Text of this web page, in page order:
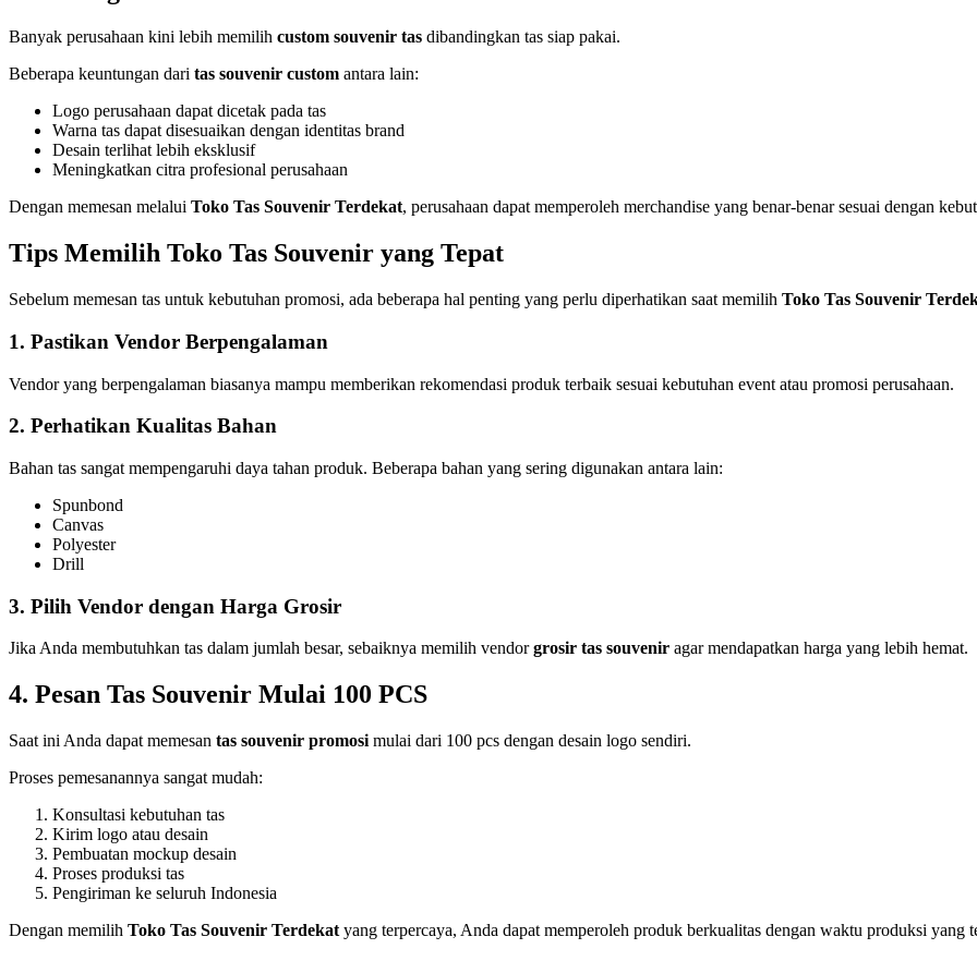
Banyak perusahaan kini lebih memilih custom souvenir tas dibandingkan tas siap pakai.
Beberapa keuntungan dari tas souvenir custom antara lain:
Logo perusahaan dapat dicetak pada tas
Warna tas dapat disesuaikan dengan identitas brand
Desain terlihat lebih eksklusif
Meningkatkan citra profesional perusahaan
Dengan memesan melalui Toko Tas Souvenir Terdekat, perusahaan dapat memperoleh merchandise yang benar-benar sesuai dengan
Tips Memilih Toko Tas Souvenir yang Tepat
Sebelum memesan tas untuk kebutuhan promosi, ada beberapa hal penting yang perlu diperhatikan saat memilih Toko Tas Souvenir
1. Pastikan Vendor Berpengalaman
Vendor yang berpengalaman biasanya mampu memberikan rekomendasi produk terbaik sesuai kebutuhan event atau promosi perusahaan.
2. Perhatikan Kualitas Bahan
Bahan tas sangat mempengaruhi daya tahan produk. Beberapa bahan yang sering digunakan antara lain:
Spunbond
Canvas
Polyester
Drill
3. Pilih Vendor dengan Harga Grosir
Jika Anda membutuhkan tas dalam jumlah besar, sebaiknya memilih vendorgrosir tas souvenir agar mendapatkan harga yang lebih hemat.
4. Pesan Tas Souvenir Mulai 100 PCS
Saat ini Anda dapat memesan tas souvenir promosi mulai dari 100 pcs dengan desain logo sendiri.
Proses pemesanannya sangat mudah:
Konsultasi kebutuhan tas
Kirim logo atau desain
Pembuatan mockup desain
Proses produksi tas
Pengiriman ke seluruh Indonesia
Dengan memilih Toko Tas Souvenir Terdekat yang terpercaya, Anda dapat memperoleh produk berkualitas dengan waktu produksi yang